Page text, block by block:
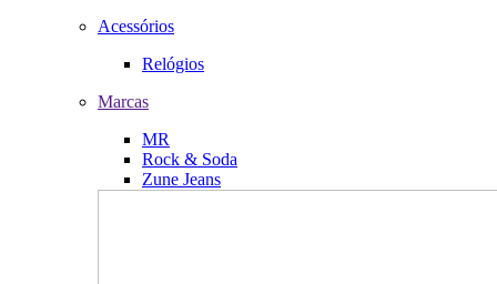
Acessórios
Relógios
Marcas
MR
Rock & Soda
Zune Jeans